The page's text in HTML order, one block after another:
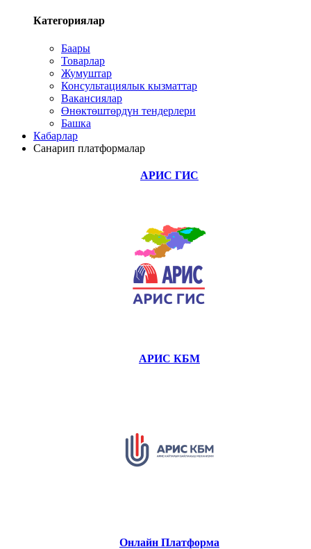
Категориялар
Баары
Товарлар
Жумуштар
Консультациялык кызматтар
Вакансиялар
Өнөктөштөрдүн тендерлери
Башка
Кабарлар
Санарип платформалар
АРИС ГИС
АРИС КБМ
Онлайн Платформа